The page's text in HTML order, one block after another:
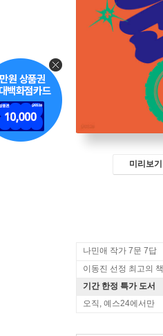
미리보기
나민애 작가 7문 7답
이동진 선정 최고의 책
기간 한정 특가 도서
오직, 예스24에서만